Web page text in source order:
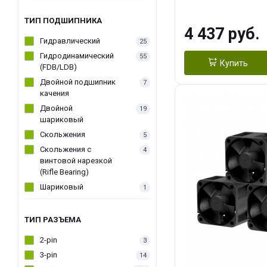
ТИП ПОДШИПНИКА
Гидравлический 25
Гидродинамический
(FDB/LDB)
55
Двойной подшипник
качения
7
Двойной
шариковый
19
Скольжения 5
Скольжения c
винтовой нарезкой
(Rifle Bearing)
4
Шариковый 1
ТИП РАЗЪЕМА
2-pin 3
3-pin 14
D：AM4、
4 437 руб.
Купить